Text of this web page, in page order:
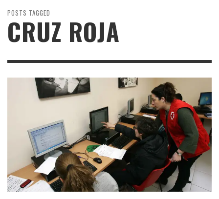
POSTS TAGGED
CRUZ ROJA